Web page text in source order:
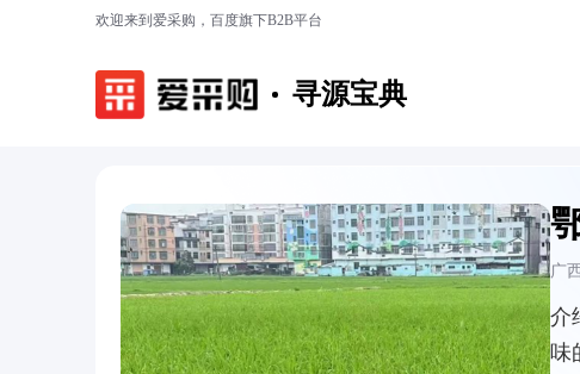
欢迎来到爱采购，百度旗下B2B平台
寻源宝典
广
介
味